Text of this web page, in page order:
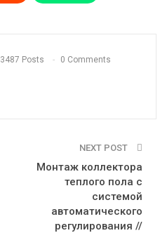
3487 Posts 0 Comments
NEXT POST
Монтаж коллектора
теплого пола с
системой
автоматического
регулирования //